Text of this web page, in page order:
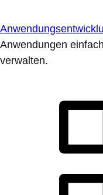
Anwendungen
verwalten.